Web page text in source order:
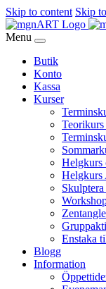
Skip to content Skip
Menu
Butik
Konto
Kassa
Kurser
Helgkurs
Helgkurs
Zentangle
Enstaka
Blogg
Information